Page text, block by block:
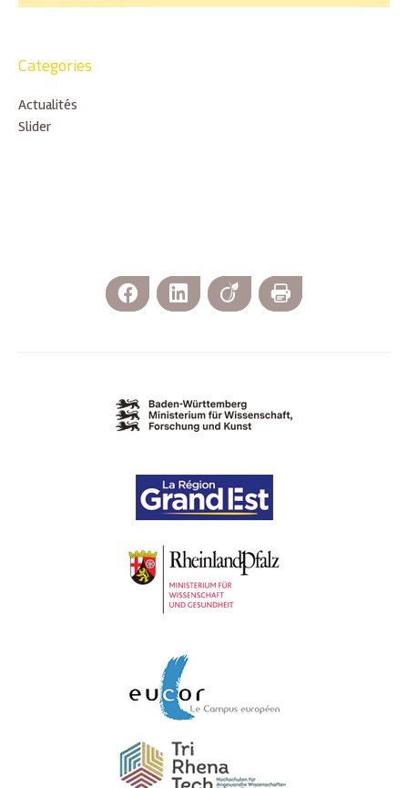
Categories
Actualités
Slider
Facebook LinkedIn Viadeo